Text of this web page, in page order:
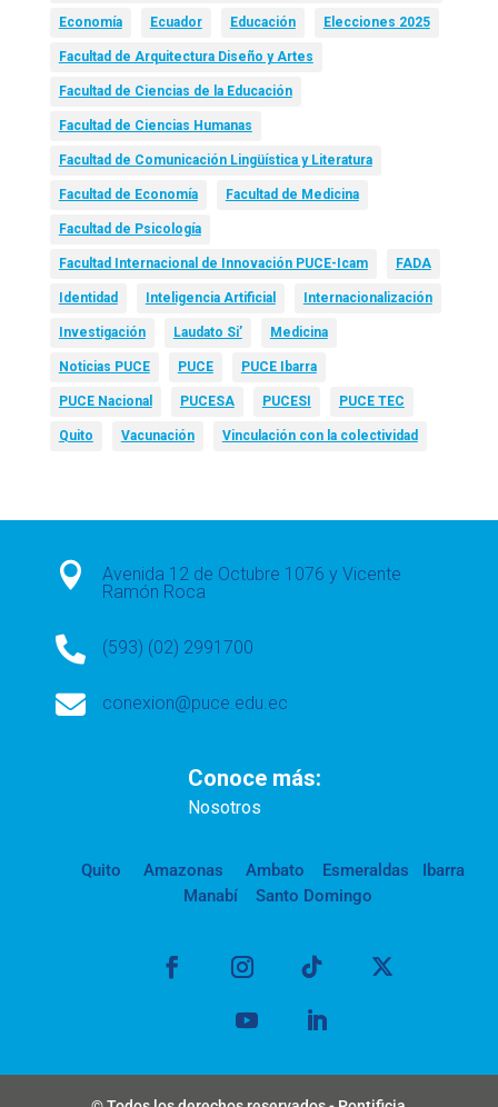
Economía Ecuador Educación Elecciones 2025
Facultad de Arquitectura Diseño y Artes
Facultad de Ciencias de la Educación
Facultad de Ciencias Humanas
Facultad de Comunicación Lingüística y Literatura
Facultad de Economía Facultad de Medicina
Facultad de Psicología
Facultad Internacional de Innovación PUCE-Icam FADA
Identidad Inteligencia Artificial Internacionalización
Investigación Laudato Si’ Medicina
Noticias PUCE PUCE PUCE Ibarra
PUCE Nacional PUCESA PUCESI PUCE TEC
Quito Vacunación Vinculación con la colectividad

Avenida 12 de Octubre 1076 y Vicente
Ramón Roca
 (593) (02) 2991700
 conexion@puce.edu.ec
Conoce más:
Nosotros
Quito Amazonas Ambato Esmeraldas
Ibarra
Manabí
Santo Domingo